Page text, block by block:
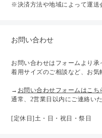
※決済方法や地域によって運送
お問い合わせ
お問い合わせはフォームより承
着用サイズのご相談など、お気
→ お問い合わせフォームはこち
通常、2営業日以内にご連絡いた
[定休日]土・日・祝日・祭日